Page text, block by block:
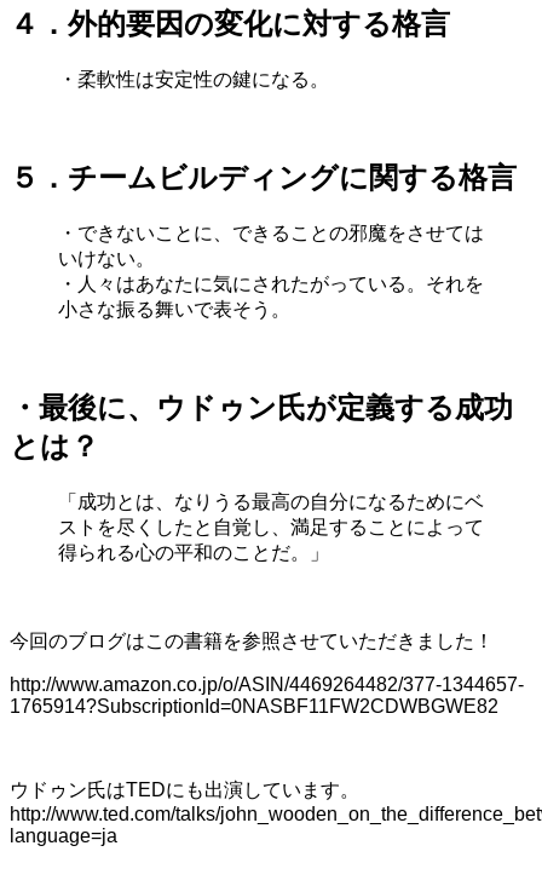
４．外的要因の変化に対する格言
・柔軟性は安定性の鍵になる。
５．チームビルディングに関する格言
・できないことに、できることの邪魔をさせては
いけない。
・人々はあなたに気にされたがっている。それを
小さな振る舞いで表そう。
・最後に、ウドゥン氏が定義する成功
とは？
「成功とは、なりうる最高の自分になるためにベ
ストを尽くしたと自覚し、満足することによって
得られる心の平和のことだ。」
今回のブログはこの書籍を参照させていただきました！
http://www.amazon.co.jp/o/ASIN/4469264482/377-1344657-
1765914?SubscriptionId=0NASBF11FW2CDWBGWE82
ウドゥン氏はTEDにも出演しています。
http://www.ted.com/talks/
language=ja